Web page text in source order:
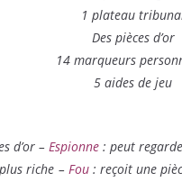
1 plateau
Des pièces d’or
14 marqueurs
5 aides de jeu
d’or –Espionne : peut
riche – Fou: reçoit une